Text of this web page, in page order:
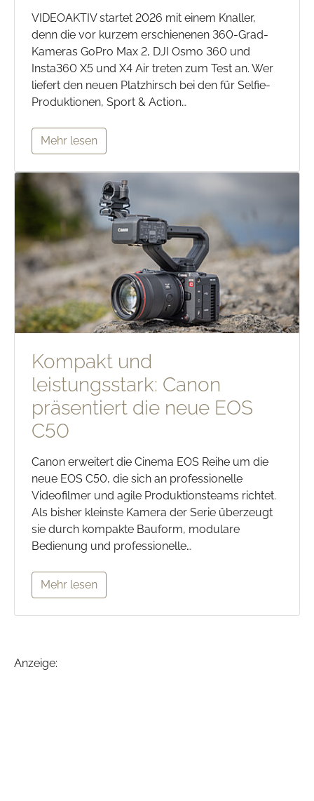
VIDEOAKTIV startet 2026 mit einem Knaller,
denn die vor kurzem erschienenen 360-Grad-
Kameras GoPro Max 2, DJI Osmo 360 und
Insta360 X5 und X4 Air treten zum Test an. Wer
liefert den neuen Platzhirsch bei den für Selfie-
Produktionen, Sport & Action…
Mehr lesen
Kompakt und
leistungsstark: Canon
präsentiert die neue EOS
C50
Canon erweitert die Cinema EOS Reihe um die
neue EOS C50, die sich an professionelle
Videofilmer und agile Produktionsteams richtet.
Als bisher kleinste Kamera der Serie überzeugt
sie durch kompakte Bauform, modulare
Bedienung und professionelle…
Mehr lesen
Anzeige: